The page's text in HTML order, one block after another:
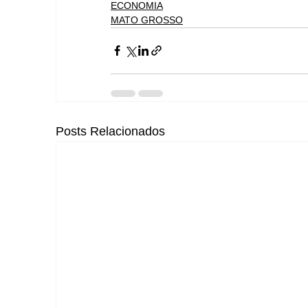
ECONOMIA
MATO GROSSO
Posts Relacionados